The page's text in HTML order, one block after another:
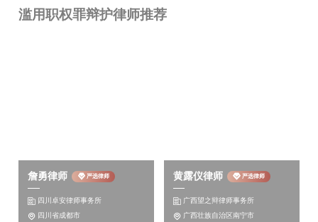
有规定的，依照规定
劫、诈骗、抢夺的机动车被办理登记手续，数量达到
3辆以上或者价值总额达到30万元以上的，依照《刑
法》第397条第1款的规定，以滥用职权罪定罪，处3
滥用职权罪辩护律师推荐
詹勇律师 严选律师
 四川卓安律师事务所
 四川省成都市
黄露仪律师 严选律师
 广西望之辩律师事务所
 广西壮族自治区南宁市